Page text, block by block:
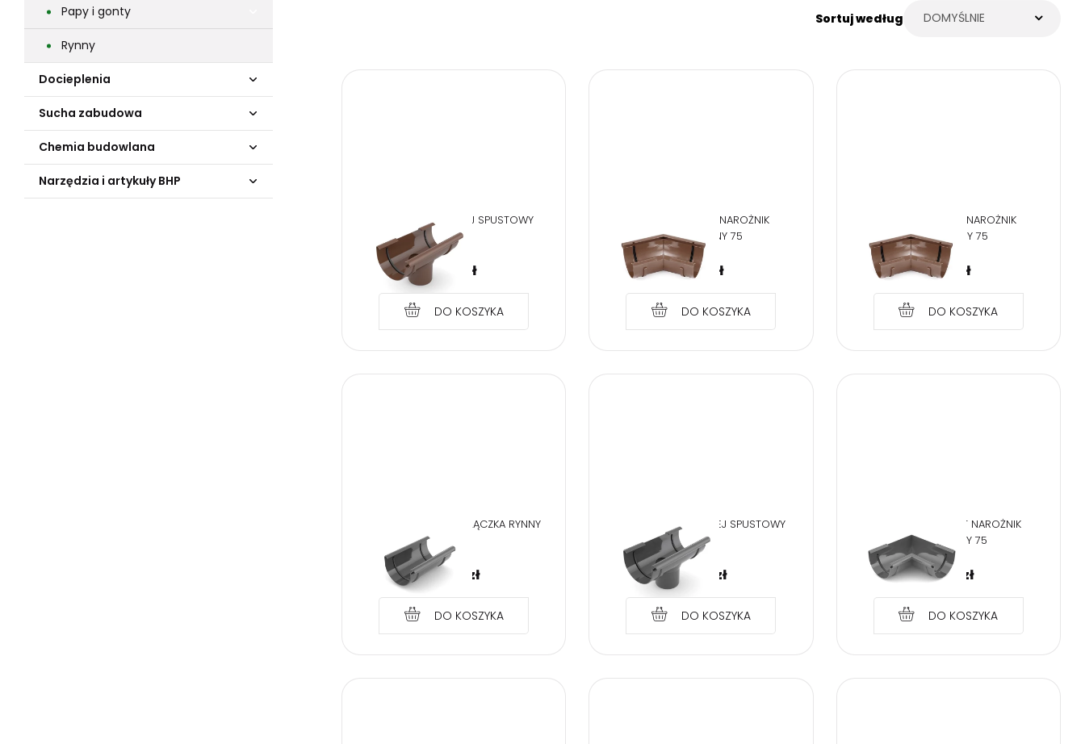
Papy i gonty
Rynny
Docieplenia
Sucha zabudowa
Chemia budowlana
Narzędzia i artykuły BHP
Sortuj według DOMYŚLNIE
BRYZA PVC BRĄZ LEJ SPUSTOWY
75/63
21,14 zł
DO KOSZYKA
BRYZA PVC BRĄZ NAROŻNIK
WEWNĘTRZNY 75
21,14 zł
DO KOSZYKA
BRYZA PVC BRĄZ NAROŻNIK
ZEWNĘTRZNY 75
21,14 zł
DO KOSZYKA
BRYZA PVC GRAFIT ZŁĄCZKA RYNNY
22,90 zł
DO KOSZYKA
BRYZA PVC GRAFIT LEJ SPUSTOWY
75/63
22,90 zł
DO KOSZYKA
BRYZA PVC GRAFIT NAROŻNIK
WEWNĘRZNY 75
22,90 zł
DO KOSZYKA